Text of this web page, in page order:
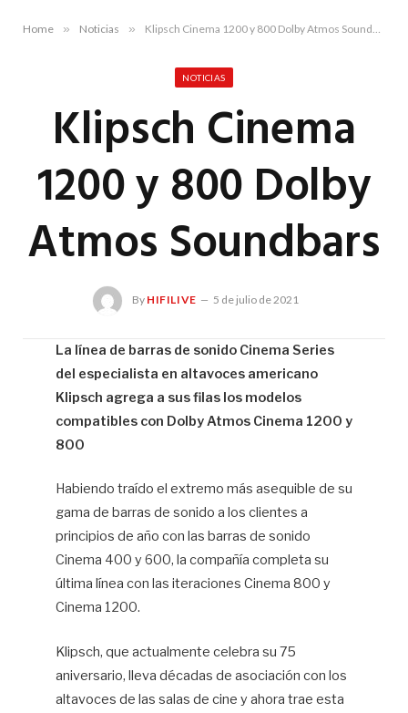
Home » Noticias » Klipsch Cinema 1200 y 800 Dolby Atmos Soundbars
NOTICIAS
Klipsch Cinema
1200 y 800 Dolby
Atmos Soundbars
By HIFILIVE 5 de julio de 2021
La línea de barras de sonido Cinema Series
del especialista en altavoces americano
Klipsch agrega a sus filas los modelos
compatibles con Dolby Atmos Cinema 1200 y
800
Habiendo traído el extremo más asequible de su
gama de barras de sonido a los clientes a
principios de año con las barras de sonido
Cinema 400 y 600, la compañía completa su
última línea con las iteraciones Cinema 800 y
Cinema 1200.
Klipsch, que actualmente celebra su 75
aniversario, lleva décadas de asociación con los
altavoces de las salas de cine y ahora trae esta